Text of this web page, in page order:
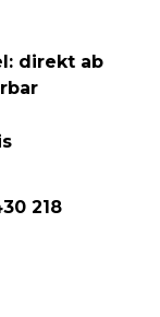
direkt ab
218